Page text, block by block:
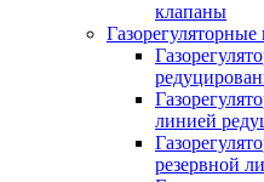
клапаны
линией
резервной